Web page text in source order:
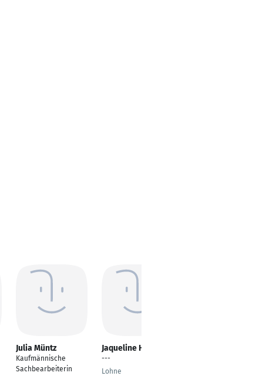
Julia Müntz
Kaufmännische
Sachbearbeiterin
Jaqueline Häbel
---
Lohne